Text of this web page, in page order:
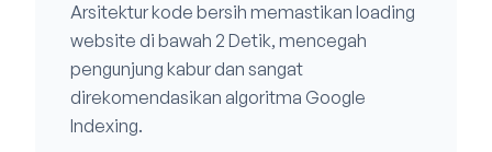
Arsitektur kode bersih memastikan loading
website di bawah 2 Detik, mencegah
pengunjung kabur dan sangat
direkomendasikan algoritma Google
Indexing.